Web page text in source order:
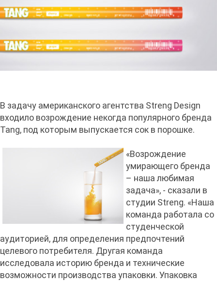
В задачу американского агентства Streng Design
входило возрождение некогда популярного бренда
Tang, под которым выпускается сок в порошке.
«Возрождение
умирающего бренда
– наша любимая
задача», - сказали в
студии Streng. «Наша
команда работала со
студенческой
аудиторией, для определения предпочтений
целевого потребителя. Другая команда
исследовала историю бренда и технические
возможности производства упаковки. Упаковка